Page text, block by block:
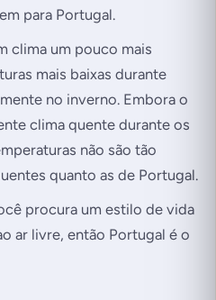
para Portugal.
clima um pouco mais
mais baixas durante
no inverno. Embora o
clima quente durante os
não são tão
quanto as de Portugal.
procura um estilo de vida
ar livre, então Portugal é o